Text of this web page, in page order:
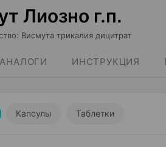
Лиозно г.п.
: Висмута трикалия дицитрат
АНАЛОГИ ИНСТРУКЦИЯ
Капсулы Таблетки